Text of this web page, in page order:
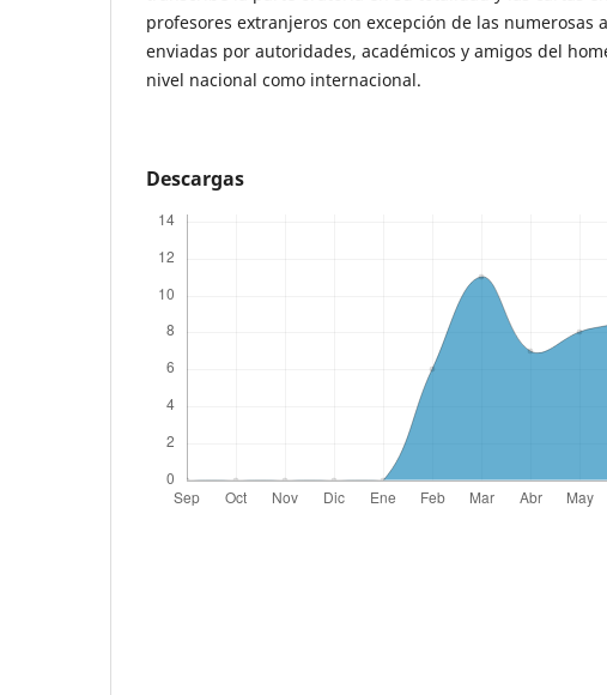
profesores extranjeros con excepción de las numerosas
enviadas por autoridades, académicos y amigos del
nivel nacional como internacional.
Descargas